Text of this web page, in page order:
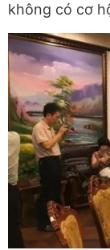
không có cơ